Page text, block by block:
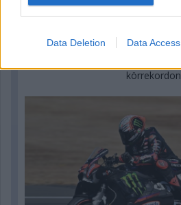
Data Deletion Data Access
19 órája
körrekordon